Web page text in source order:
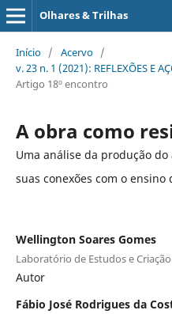
Olhares & Trilhas
Início / Acervo /
v. 23 n. 1 (2021): REFLEXÕES E
Artigo 18º encontro
A obra como
Uma análise da produção
suas conexões com o ensino
Wellington Soares Gomes
Laboratório de Estudos e
Autor
Fábio José Rodrigues da